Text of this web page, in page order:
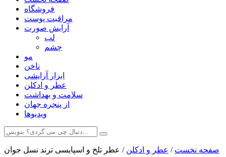
فروشگاه
مراقبت پوست
آرایش صورت
لب
چشم
مو
ناخن
ابزار آرایشی
عطر و ادکلن
سلامت و بهداشت
از پنجره جهان
ویدیوها
صفحه نخست / عطر و ادکلن / عطر تلخ و اسپایسی ترند نسل جوان